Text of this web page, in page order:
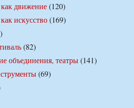
движение(120)
искусство(169)
(82)
объединения, театры(141)
(69)